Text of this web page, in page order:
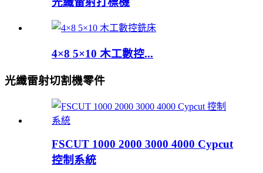
4×8 5×10 木工數控...
光纖雷射切割機零件
FSCUT 1000 2000 3000 4000 Cypcut
控制系統